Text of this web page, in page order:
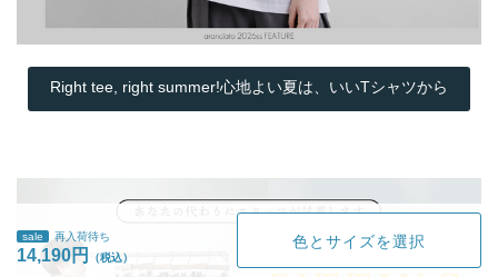
Right tee, right summer!心地よい夏は、いいTシャツから
sale 再入荷待ち
14,190円
色とサイズを選択